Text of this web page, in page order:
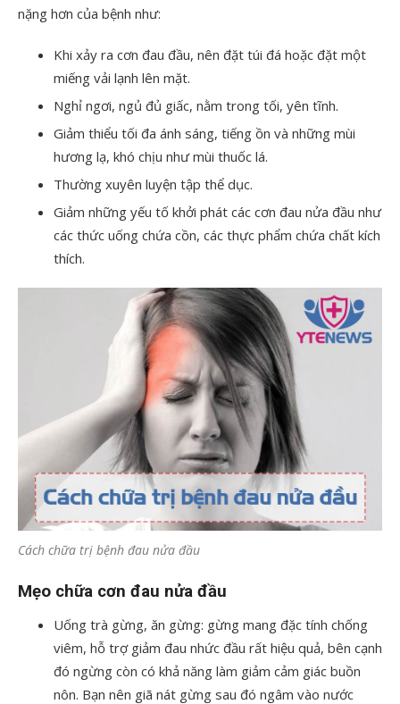
nặng hơn của bệnh như:
Khi xảy ra cơn đau đầu, nên đặt túi đá hoặc đặt một
miếng vải lạnh lên mặt.
Nghỉ ngơi, ngủ đủ giấc, nằm trong tối, yên tĩnh.
Giảm thiểu tối đa ánh sáng, tiếng ồn và những mùi
hương lạ, khó chịu như mùi thuốc lá.
Thường xuyên luyện tập thể dục.
Giảm những yếu tố khởi phát các cơn đau nửa đầu như
các thức uống chứa cồn, các thực phẩm chứa chất kích
thích.
Cách chữa trị bệnh đau nửa đầu
Mẹo chữa cơn đau nửa đầu
Uống trà gừng, ăn gừng: gừng mang đặc tính chống
viêm, hỗ trợ giảm đau nhức đầu rất hiệu quả, bên cạnh
đó ngừng còn có khả năng làm giảm cảm giác buồn
nôn. Bạn nên giã nát gừng sau đó ngâm vào nước